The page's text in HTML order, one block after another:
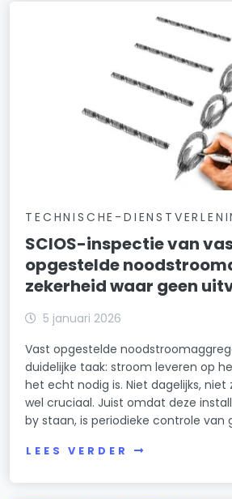
TECHNISCHE-
SCIOS-inspectie van
opgestelde
zekerheid waar geen
5 januari 2026
Vast opgestelde
duidelijke taak: stroom leveren op
het echt nodig is. Niet dagelijks,
wel cruciaal. Juist omdat deze
by staan, is periodieke controle van
LEES VERDER